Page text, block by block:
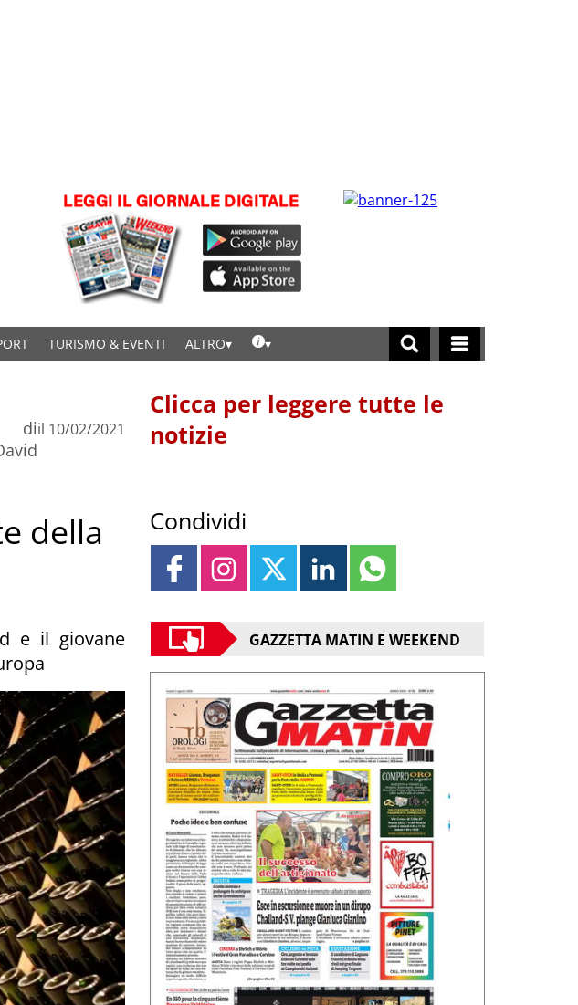
TURISMO & EVENTI ALTRO
diil 10/02/2021
della
e il giovane
Clicca per leggere tutte le
notizie
Condividi
GAZZETTA MATIN E WEEKEND